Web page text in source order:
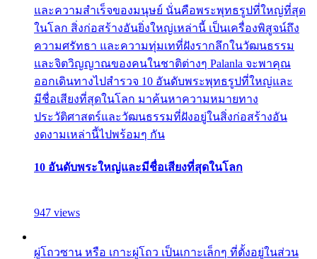
และความสำเร็จของมนุษย์ นั่นคือพระพุทธรูปที่ใหญ่ที่สุด
ในโลก สิ่งก่อสร้างอันยิ่งใหญ่เหล่านี้ เป็นเครื่องพิสูจน์ถึง
ความศรัทธา และความทุ่มเทที่ฝังรากลึกในวัฒนธรรม
และจิตวิญญาณของคนในชาติต่างๆ Palanla จะพาคุณ
ออกเดินทางไปสำรวจ 10 อันดับพระพุทธรูปที่ใหญ่และ
มีชื่อเสียงที่สุดในโลก มาค้นหาความหมายทาง
ประวัติศาสตร์และวัฒนธรรมที่ฝังอยู่ในสิ่งก่อสร้างอัน
งดงามเหล่านี้ไปพร้อมๆ กัน
10 อันดับพระใหญ่และมีชื่อเสียงที่สุดในโลก
947 views
ผู่โถวซาน หรือ เกาะผู่โถว เป็นเกาะเล็กๆ ที่ตั้งอยู่ในส่วน